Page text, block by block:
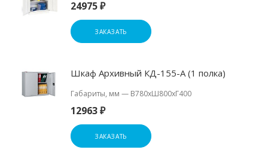
24975 ₽
ЗАКАЗАТЬ
Шкаф Архивный КД-155-А (1 полка)
Габариты, мм — В780хШ800хГ400
12963 ₽
ЗАКАЗАТЬ